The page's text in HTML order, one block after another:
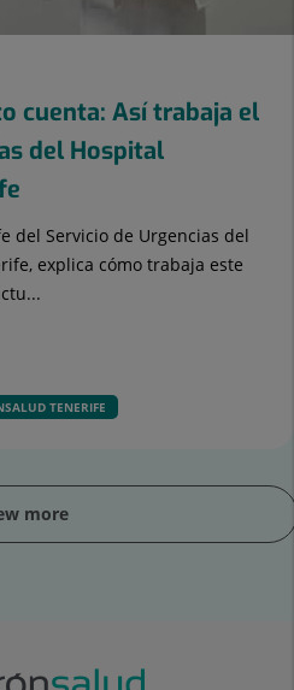
cuenta: Así trabaja el
del Hospital
del Servicio de Urgencias del
explica cómo trabaja este
TENERIFE
more